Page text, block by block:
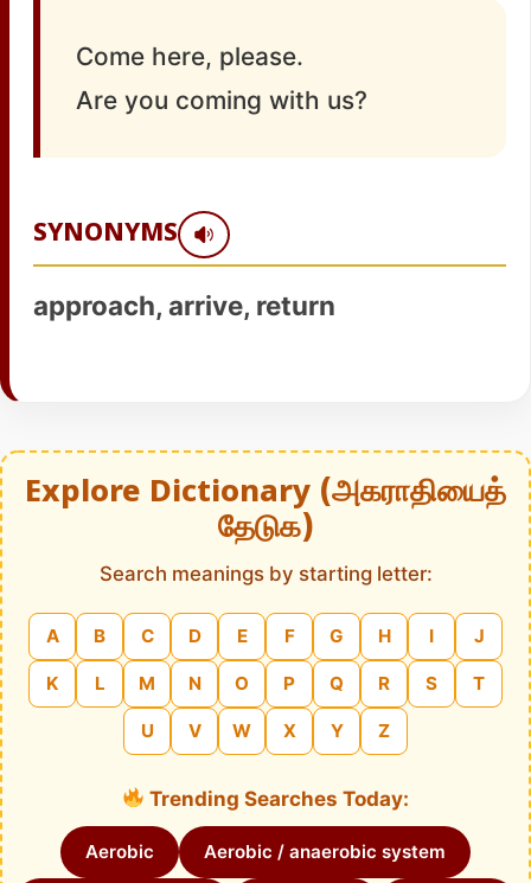
Come here, please.
Are you coming with us?
SYNONYMS
approach, arrive, return
Explore Dictionary (அகராதியைத்
தேடுக)
Search meanings by starting letter:
A B C D E F G H I J
K L M N O P Q R S T
U V W X Y Z
Trending Searches Today:
Aerobic Aerobic / anaerobic system